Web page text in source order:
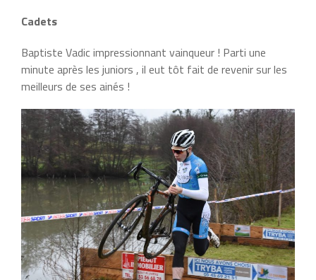
Cadets
Baptiste Vadic impressionnant vainqueur ! Parti une
minute après les juniors , il eut tôt fait de revenir sur les
meilleurs de ses ainés !